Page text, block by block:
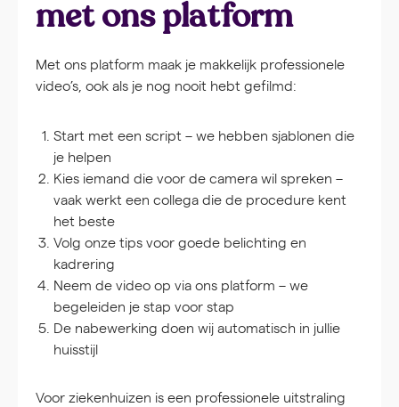
met ons platform
Met ons platform maak je makkelijk professionele
video’s, ook als je nog nooit hebt gefilmd:
Start met een script – we hebben sjablonen die
je helpen
Kies iemand die voor de camera wil spreken –
vaak werkt een collega die de procedure kent
het beste
Volg onze tips voor goede belichting en
kadrering
Neem de video op via ons platform – we
begeleiden je stap voor stap
De nabewerking doen wij automatisch in jullie
huisstijl
Voor ziekenhuizen is een professionele uitstraling